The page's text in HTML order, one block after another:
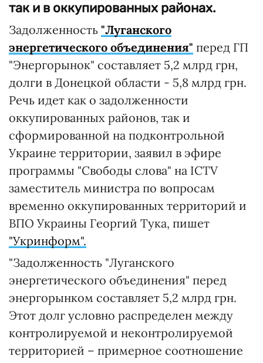
так и в оккупированных районах.
Задолженность "Луганского
энергетического объединения" перед ГП
"Энергорынок" составляет 5,2 млрд грн,
долги в Донецкой области - 5,8 млрд грн.
Речь идет как о задолженности
оккупированных районов, так и
сформированной на подконтрольной
Украине территории, заявил в эфире
программы "Свободы слова" на ICTV
заместитель министра по вопросам
временно оккупированных территорий и
ВПО Украины Георгий Тука, пишет
"Укринформ".
"Задолженность "Луганского
энергетического объединения" перед
энергорынком составляет 5,2 млрд грн.
Этот долг условно распределен между
контролируемой и неконтролируемой
территорией – примерное соотношение